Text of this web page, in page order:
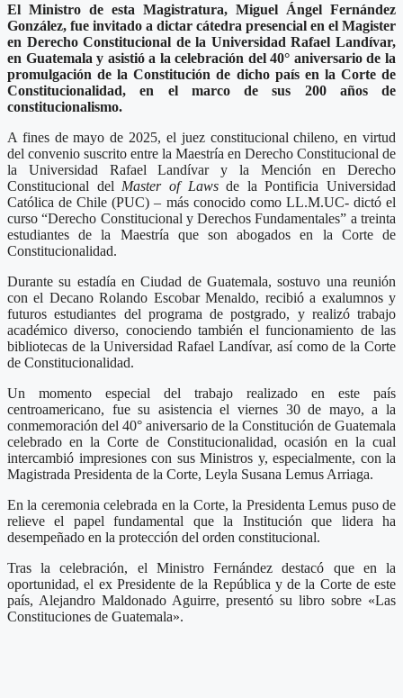
El Ministro de esta Magistratura, Miguel Ángel Fernández
González, fue invitado a dictar cátedra presencial en el Magister
en Derecho Constitucional de la Universidad Rafael Landívar,
en Guatemala y asistió a la celebración del 40° aniversario de la
promulgación de la Constitución de dicho país en la Corte de
Constitucionalidad, en el marco de sus 200 años de
constitucionalismo.
A fines de mayo de 2025, el juez constitucional chileno, en virtud
del convenio suscrito entre la Maestría en Derecho Constitucional de
la Universidad Rafael Landívar y la Mención en Derecho
Constitucional del Master of Lawsde la Pontificia Universidad
Católica de Chile (PUC) – más conocido como LL.M.UC- dictó el
curso “Derecho Constitucional y Derechos Fundamentales” a treinta
estudiantes de la Maestría que son abogados en la Corte de
Constitucionalidad.
Durante su estadía en Ciudad de Guatemala, sostuvo una reunión
con el Decano Rolando Escobar Menaldo, recibió a exalumnos y
futuros estudiantes del programa de postgrado, y realizó trabajo
académico diverso, conociendo también el funcionamiento de las
bibliotecas de la Universidad Rafael Landívar, así como de la Corte
de Constitucionalidad.
Un momento especial del trabajo realizado en este país
centroamericano, fue su asistencia el viernes 30 de mayo, a la
conmemoración del 40° aniversario de la Constitución de Guatemala
celebrado en la Corte de Constitucionalidad, ocasión en la cual
intercambió impresiones con sus Ministros y, especialmente, con la
Magistrada Presidenta de la Corte, Leyla Susana Lemus Arriaga.
En la ceremonia celebrada en la Corte, la Presidenta Lemus puso de
relieve el papel fundamental que la Institución que lidera ha
desempeñado en la protección del orden constitucional.
Tras la celebración, el Ministro Fernández destacó que en la
oportunidad, el ex Presidente de la República y de la Corte de este
país, Alejandro Maldonado Aguirre, presentó su libro sobre «Las
Constituciones de Guatemala».